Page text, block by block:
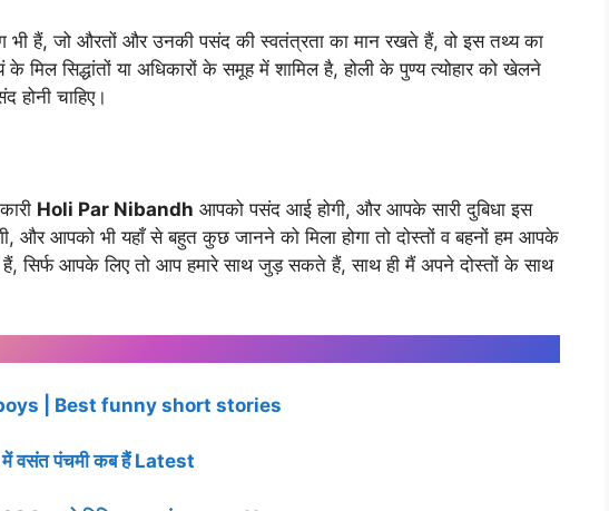
हैं, जो औरतों और उनकी पसंद की स्वतंत्रता का मान रखते हैं, वो इस तथ्य का
मिल सिद्धांतों या अधिकारों के समूह में शामिल है, होली के पुण्य त्योहार को खेलने
चाहिए।
Holi Par Nibandh आपको पसंद आई होगी, और आपके सारी दुबिधा इस
और आपको भी यहाँ से बहुत कुछ जानने को मिला होगा तो दोस्तों व बहनों हम आपके
हैं, सिर्फ आपके लिए तो आप हमारे साथ जुड़ सकते हैं, साथ ही मैं अपने दोस्तों के साथ
| Best funny short stories
पंचमी कब हैं Latest